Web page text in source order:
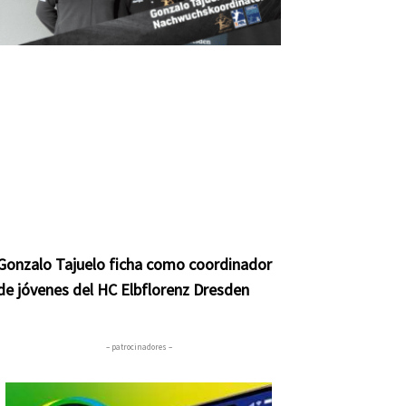
Tajuelo ficha como coordinador
jóvenes del HC Elbflorenz Dresden
– patrocinadores –